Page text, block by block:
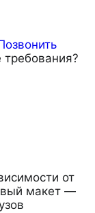
требования?
от
макет —